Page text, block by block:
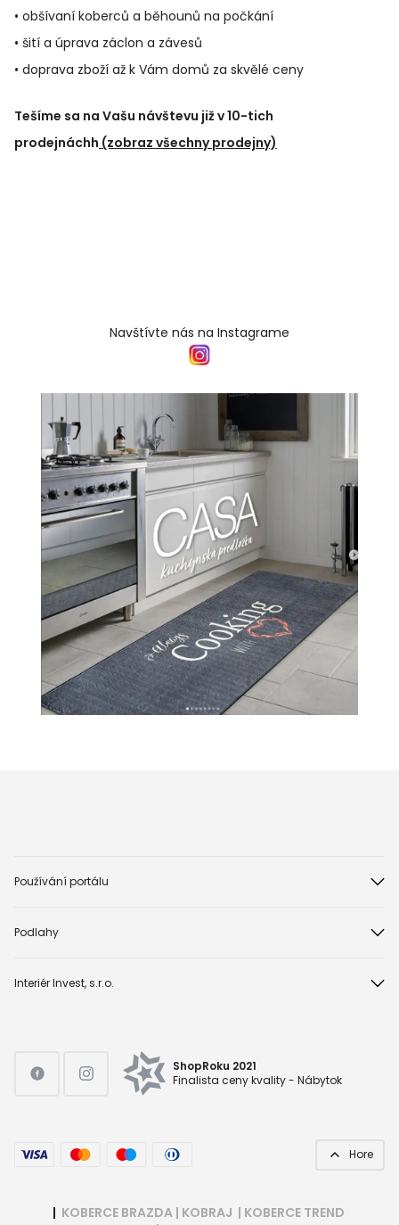
• obšívaní koberců a běhounů na počkání
• šití a úprava záclon a závesů
• doprava zboží až k Vám domů za skvělé ceny
Tešíme sa na Vašu návštevu již v 10-tich
prodejnáchh (zobraz všechny prodejny)
Navštívte nás na Instagrame
Používání portálu
Podlahy
Interiér Invest, s.r.o.
ShopRoku 2021
Finalista ceny kvality - Nábytok
Hore
| KOBERCE BRAZDA | KOBRAJ | KOBERCE TREND